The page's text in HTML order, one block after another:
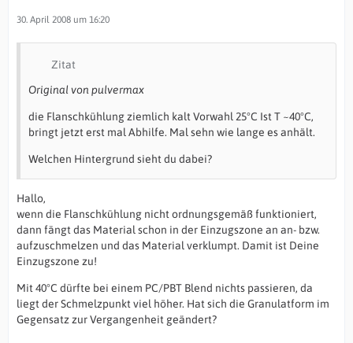
30. April 2008 um 16:20
Zitat
Original von pulvermax
die Flanschkühlung ziemlich kalt Vorwahl 25°C Ist T ~40°C,
bringt jetzt erst mal Abhilfe. Mal sehn wie lange es anhält.
Welchen Hintergrund sieht du dabei?
Hallo,
wenn die Flanschkühlung nicht ordnungsgemäß funktioniert,
dann fängt das Material schon in der Einzugszone an an- bzw.
aufzuschmelzen und das Material verklumpt. Damit ist Deine
Einzugszone zu!
Mit 40°C dürfte bei einem PC/PBT Blend nichts passieren, da
liegt der Schmelzpunkt viel höher. Hat sich die Granulatform im
Gegensatz zur Vergangenheit geändert?